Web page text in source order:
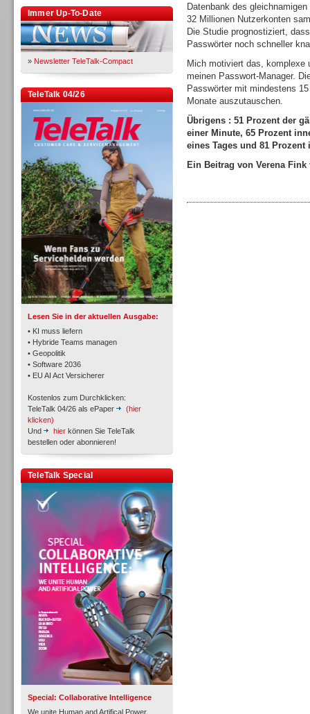
Immer Up-To-Date
» Newsletter TeleTalk-Compact
TeleTalk 04/26
Lesen Sie in der aktuellen Ausgabe:
• KI muss liefern
• Hybride Teams managen
• Geopolitik
• Software 2036
• EU AI Act Versicherer
Kostenlos zum Durchklicken:
TeleTalk 04/26 als ePaper
(hier
klicken)
Und
hier können Sie TeleTalk
bestellen oder abonnieren!
TeleTalk Special
Special: Collaborative Intelligence
We unite Human and Artifical Power.
TK- und ACD-Systeme
Workforce-Management
Personal
Inbound
Datenbank des
32 Millionen Nutzerkonten
Die Studie prognostiziert,
Passwörter noch schneller
Mich motiviert das, komplexe
meinen Passwort-Manager.
Passwörter mit mindestens
Monate auszutauschen.
Übrigens : 51 Prozent der
einer Minute, 65 Prozent
eines Tages und 81
Ein Beitrag von Verena